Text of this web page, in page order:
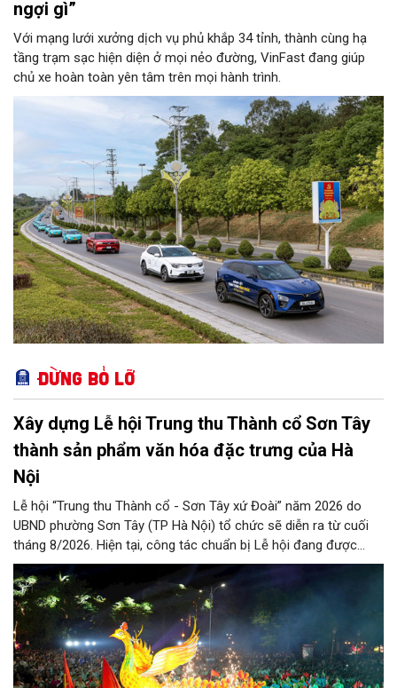
ngợi gì”
Với mạng lưới xưởng dịch vụ phủ khắp 34 tỉnh, thành cùng hạ
tầng trạm sạc hiện diện ở mọi nẻo đường, VinFast đang giúp
chủ xe hoàn toàn yên tâm trên mọi hành trình.
Đừng bỏ lỡ
Xây dựng Lễ hội Trung thu Thành cổ Sơn Tây
thành sản phẩm văn hóa đặc trưng của Hà
Nội
Lễ hội “Trung thu Thành cổ - Sơn Tây xứ Đoài” năm 2026 do
UBND phường Sơn Tây (TP Hà Nội) tổ chức sẽ diễn ra từ cuối
tháng 8/2026. Hiện tại, công tác chuẩn bị Lễ hội đang được
chính quyền phường Sơn Tây cùng các phòng, ban, ngành, đơn
vị và 25 tổ dân phố khẩn trương triển khai, tạo khí thế sôi nổi,
sẵn sàng mang đến cho Nhân dân và du khách một mùa Trung
thu quy mô, đặc sắc và giàu bản sắc văn hóa xứ Đoài.